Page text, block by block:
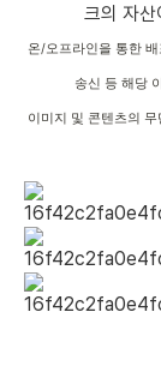
크의 자
온/오프라인을 통한
송신 등 해당
이미지 및 콘텐츠의